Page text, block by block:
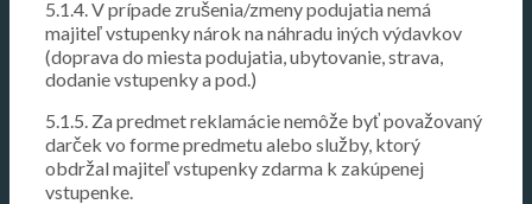
5.1.4. V prípade zrušenia/zmeny podujatia nemá
majiteľ vstupenky nárok na náhradu iných výdavkov
(doprava do miesta podujatia, ubytovanie, strava,
dodanie vstupenky a pod.)
5.1.5. Za predmet reklamácie nemôže byť považovaný
darček vo forme predmetu alebo služby, ktorý
obdržal majiteľ vstupenky zdarma k zakúpenej
vstupenke.